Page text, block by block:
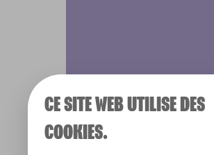
CE SITE WEB UTILISE DES
COOKIES.